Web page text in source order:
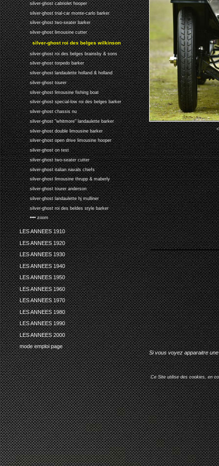
silver-ghost cabriolet hooper
silver-ghost trial-car monte-carlo barker
silver-ghost two-seater barker
silver-ghost limousine cutter
silver-ghost roi des belges wilkinson
silver-ghost roi des belges brainsby & sons
silver-ghost torpedo barker
silver-ghost landaulette holland & holland
silver-ghost tourer
silver-ghost limousine fishing boat
silver-ghost special-low roi des belges barker
silver-ghost chassis nu
silver-ghost "whitmore" landaulette barker
silver-ghost double limousine barker
silver-ghost open drive limousine hooper
silver-ghost on test
silver-ghost two-seater cutter
silver-ghost italian navals chiefs
silver-ghost limousine thrupp & maberly
silver-ghost tourer anderson
silver-ghost landaulette hj mulliner
silver-ghost roi des beldes style barker
•••• zoom
LES ANNEES 1910
LES ANNEES 1920
LES ANNEES 1930
LES ANNEES 1940
LES ANNEES 1950
LES ANNEES 1960
LES ANNEES 1970
LES ANNEES 1980
LES ANNEES 1990
LES ANNEES 2000
mode emploi page
Si vous voyez apparaitre
Ce Site utilise des cookies, en